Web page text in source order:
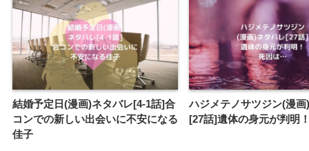
結婚予定日(漫画)ネタバレ[4-1話]合
コンでの新しい出会いに不安になる
佳子
ハジメテノサツジン(漫
[27話]遺体の身元が判明